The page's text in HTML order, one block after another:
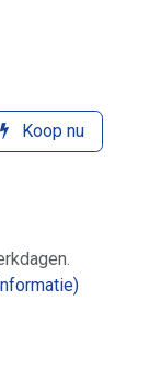
Koop nu